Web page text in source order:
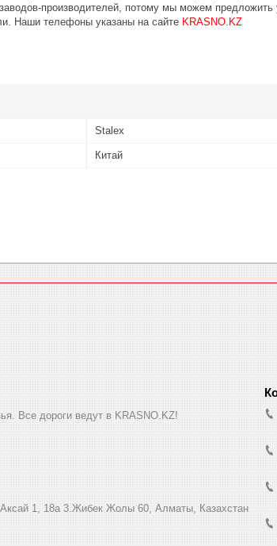
производителей, потому мы можем предложить
Наши телефоны указаны на сайте KRASNO.KZ
Stalex
Китай
Все дороги ведут в KRASNO.KZ!
​Микрорайон Аксай 1, 18а 3.Жибек Жолы 60, Алматы, Казахстан